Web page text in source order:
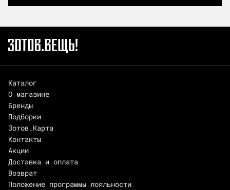
Каталог
О магазине
Бренды
Подборки
Зотов.Карта
Контакты
Акции
Доставка и оплата
Возврат
Положение программы лояльности